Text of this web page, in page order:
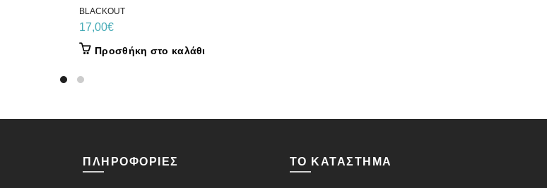
BLACKOUT
17,00€
Προσθήκη στο καλάθι
ΠΛΗΡΟΦΟΡΊΕΣ ΤΟ ΚΑΤΆΣΤΗΜΑ